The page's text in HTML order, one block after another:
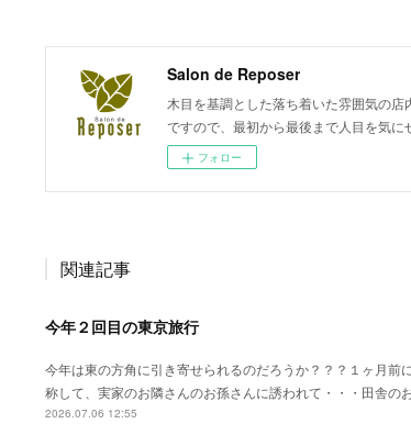
Salon de Reposer
木目を基調とした落ち着いた雰囲気の
ですので、最初から最後まで人目を気に
フォロー
関連記事
今年２回目の東京旅行
今年は東の方角に引き寄せられるのだろうか？？？１ヶ月前
称して、実家のお隣さんのお孫さんに誘われて・・・田舎
2026.07.06 12:55